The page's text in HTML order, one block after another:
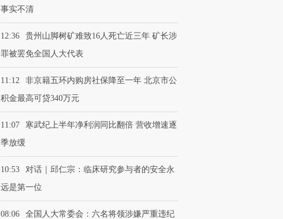
事实不清
12:36
贵州山脚树矿难致16人死亡近三年 矿长涉
罪被罢免全国人大代表
11:12
非京籍五环内购房社保降至一年 北京市公
积金最高可贷340万元
11:07
寒武纪上半年净利润同比翻倍 营收增速逐
季放缓
10:53
对话｜邱仁宗：临床研究参与者的安全永
远是第一位
08:06
全国人大常委会：六名将领涉嫌严重违纪